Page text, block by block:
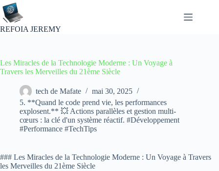
Passer
au
contenu
REFOIA JEREMY
Les Miracles de la Technologie Moderne : Un Voyage à
Travers les Merveilles du 21ème Siècle
tech de Mafate
mai 30, 2025
5. **Quand le code prend vie, les performances
explosent.** 💥 Actions parallèles et gestion multi-
cœurs : la clé d'un système réactif. #Développement
#Performance #TechTips
### Les Miracles de la Technologie Moderne : Un Voyage à Travers
les Merveilles du 21ème Siècle